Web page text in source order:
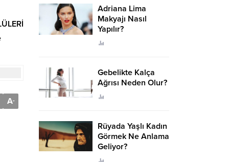
A-
Adriana Lima
Makyajı Nasıl
Yapılır?
Gebelikte Kalça
Ağrısı Neden Olur?
Rüyada Yaşlı Kadın
Görmek Ne Anlama
Geliyor?